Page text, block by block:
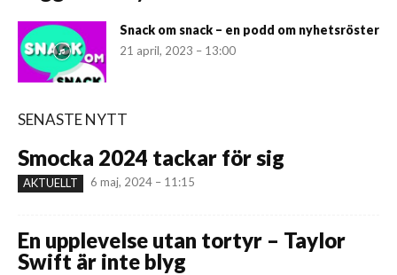
Snack om snack – en podd om nyhetsröster
21 april, 2023 – 13:00
SENASTE NYTT
Smocka 2024 tackar för sig
AKTUELLT 6 maj, 2024 – 11:15
En upplevelse utan tortyr – Taylor
Swift är inte blyg